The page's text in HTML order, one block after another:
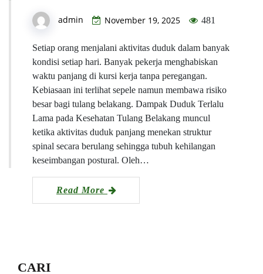
admin November 19, 2025 481
Setiap orang menjalani aktivitas duduk dalam banyak
kondisi setiap hari. Banyak pekerja menghabiskan
waktu panjang di kursi kerja tanpa peregangan.
Kebiasaan ini terlihat sepele namun membawa risiko
besar bagi tulang belakang. Dampak Duduk Terlalu
Lama pada Kesehatan Tulang Belakang muncul
ketika aktivitas duduk panjang menekan struktur
spinal secara berulang sehingga tubuh kehilangan
keseimbangan postural. Oleh…
Read More
CARI